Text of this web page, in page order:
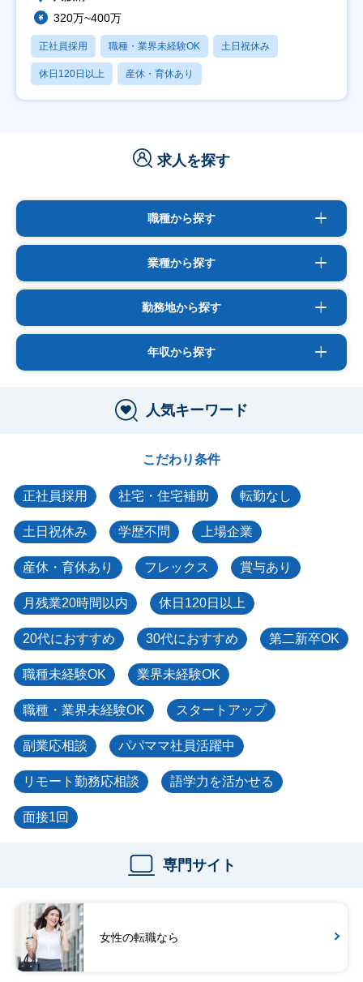
320万~400万
正社員採用 職種・業界未経験OK 土日祝休み
休日120日以上 産休・育休あり
求人を探す
職種から探す
業種から探す
勤務地から探す
年収から探す
人気キーワード
こだわり条件
正社員採用 社宅・住宅補助 転勤なし
土日祝休み 学歴不問 上場企業
産休・育休あり フレックス 賞与あり
月残業20時間以内 休日120日以上
20代におすすめ 30代におすすめ 第二新卒OK
職種未経験OK 業界未経験OK
職種・業界未経験OK スタートアップ
副業応相談 パパママ社員活躍中
リモート勤務応相談 語学力を活かせる
面接1回
専門サイト
女性の転職なら